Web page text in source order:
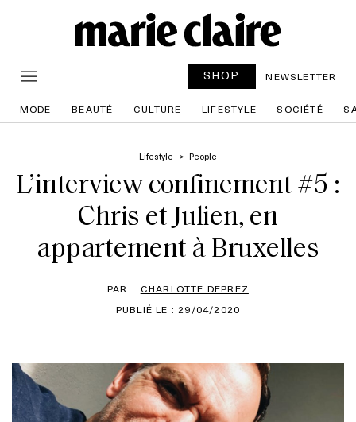
SHOP NEWSLETTER
MODE BEAUTÉ CULTURE LIFESTYLE SOCIÉTÉ
Lifestyle People
L’interview confinement #5 :
Chris et Julien, en
appartement à Bruxelles
PAR
CHARLOTTE DEPREZ
PUBLIÉ LE : 29/04/2020